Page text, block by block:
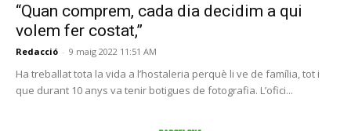
“Quan comprem, cada dia decidim a qui
volem fer costat,”
Redacció - 9 maig 2022 11:51 AM
Ha treballat tota la vida a l’hostaleria perquè li ve de família, tot i
que durant 10 anys va tenir botigues de fotografia. L’ofici...